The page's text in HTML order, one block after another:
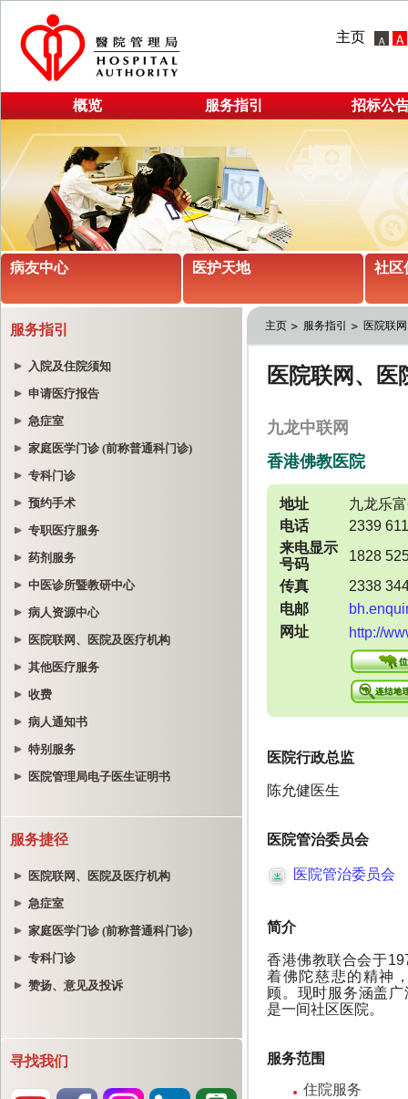
主页
概览 服务指引 招标公
病友中心 医护天地 社区
服务指引
入院及住院须知
申请医疗报告
急症室
家庭医学门诊 (前称普通科门诊)
专科门诊
预约手术
专职医疗服务
药剂服务
中医诊所暨教研中心
病人资源中心
医院联网、医院及医疗机构
其他医疗服务
收费
病人通知书
特别服务
医院管理局电子医生证明书
服务捷径
医院联网、医院及医疗机构
急症室
家庭医学门诊 (前称普通科门诊)
专科门诊
赞扬、意见及投诉
寻找我们
主页 服务指引 医院联